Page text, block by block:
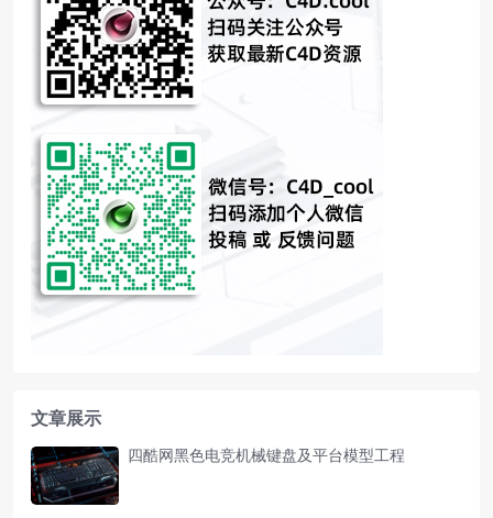
文章展示
四酷网黑色电竞机械键盘及平台模型工程